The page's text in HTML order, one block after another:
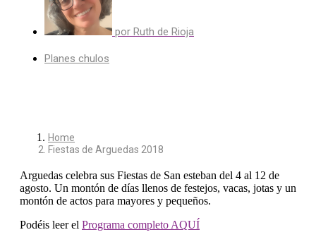
por Ruth de Rioja
Planes chulos
Home
Fiestas de Arguedas 2018
Arguedas celebra sus Fiestas de San esteban del 4 al 12 de
agosto. Un montón de días llenos de festejos, vacas, jotas y un
montón de actos para mayores y pequeños.
Podéis leer el Programa completo AQUÍ